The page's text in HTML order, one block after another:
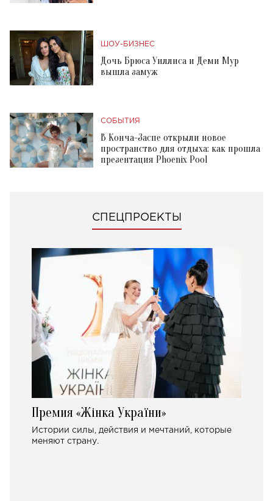
ШОУ-БИЗНЕС
Дочь Брюса Уиллиса и Деми Мур
вышла замуж
СОБЫТИЯ
В Конча-Заспе открыли новое
пространство для отдыха: как прошла
презентация Phoenix Pool
СПЕЦПРОЕКТЫ
Премия «Жінка України»
Истории силы, действия и мечтаний, которые
меняют страну.